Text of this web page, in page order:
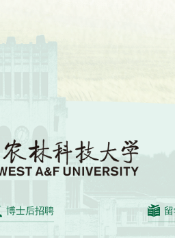
博士后招聘